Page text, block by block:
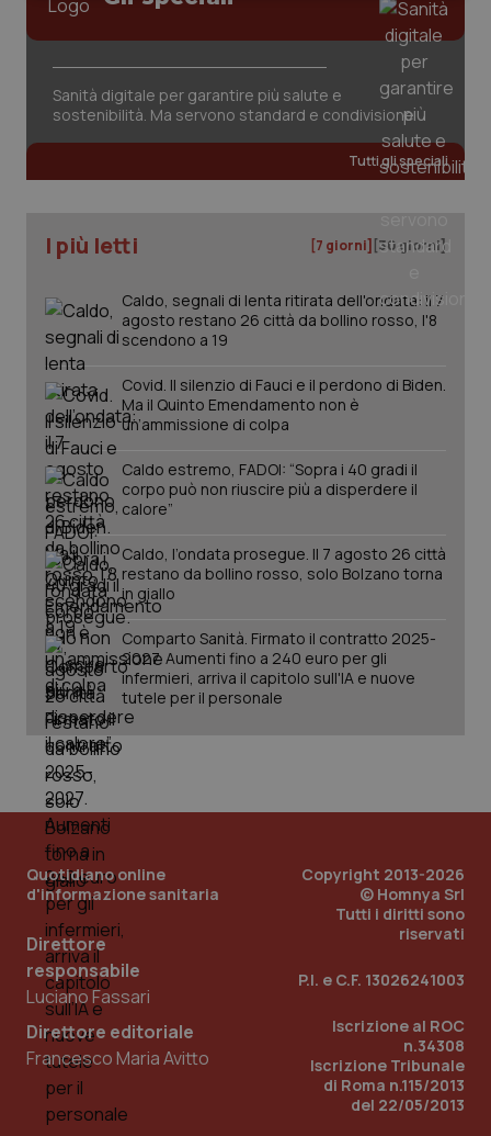
Toscana
Umbria
Obesità
Oftalmologia
Psoriasi & pelle
Quotidiano Cardiologia
Quotidiano Chirurgia
Quotidiano Oncologia
Quotidiano Pediatria
Rene & patologie urogenitali
Salute orale & impianti
Sangue & coagulazione
Tiroide
Tumore al seno
Tumore ovarico
Tumori del Polmone & Testa Collo
Tumori gastrointestinali
Ulcera & Reflusso
Vaccini
Sanità digitale per garantire più salute e
sostenibilità. Ma servono standard e condivisione
Tutti gli speciali
I più letti [7 giorni] [30 giorni]
Caldo, segnali di lenta ritirata dell'ondata: il 7
agosto restano 26 città da bollino rosso, l'8
scendono a 19
Covid. Il silenzio di Fauci e il perdono di Biden.
Ma il Quinto Emendamento non è
un’ammissione di colpa
Caldo estremo, FADOI: “Sopra i 40 gradi il
corpo può non riuscire più a disperdere il
calore”
Caldo, l’ondata prosegue. Il 7 agosto 26 città
restano da bollino rosso, solo Bolzano torna
in giallo
Comparto Sanità. Firmato il contratto 2025-
2027. Aumenti fino a 240 euro per gli
infermieri, arriva il capitolo sull'IA e nuove
tutele per il personale
Quotidiano online
d'informazione sanitaria
Direttore
responsabile
Luciano Fassari
Direttore editoriale
Francesco Maria Avitto
Copyright 2013-2026
© Homnya Srl
Tutti i diritti sono
riservati
P.I. e C.F. 13026241003
Iscrizione al ROC
n.34308
Iscrizione Tribunale
di Roma n.115/2013
del 22/05/2013
protette del sito. Il sito web non è in grado di
Nome
Fornitore/ Dominio
VISITOR_PRIVACY_METADATA
YouTube
CookieScriptConsent
CookieScript
tracking-enable
2
www.quotidianosanita.it
2